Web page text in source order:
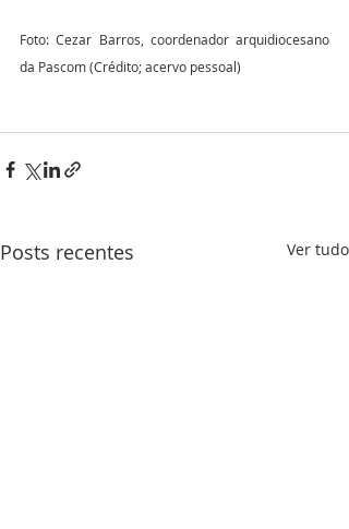
Foto: Cezar Barros, coordenador arquidiocesano
da Pascom (Crédito; acervo pessoal)
Posts recentes Ver tudo